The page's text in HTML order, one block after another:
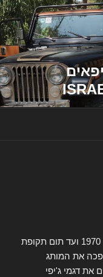
משנת 1970 ועד תום תקופת
את המותג
את דגמי ג'יפי